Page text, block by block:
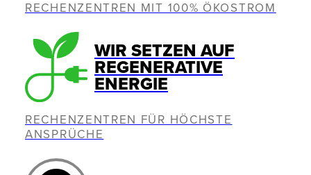
RECHENZENTREN MIT 100% ÖKOSTROM
WIR SETZEN AUF
REGENERATIVE
ENERGIE
RECHENZENTREN FÜR HÖCHSTE
ANSPRÜCHE